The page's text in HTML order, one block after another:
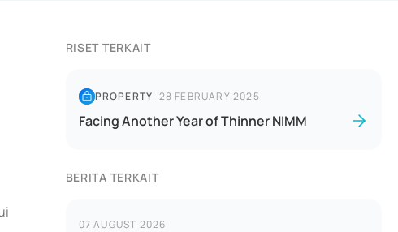
RISET TERKAIT
PROPERTY| 28 FEBRUARY 2025
Facing Another Year of Thinner NIMM
BERITA TERKAIT
07 AUGUST 2026